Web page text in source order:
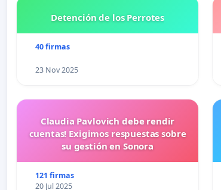
Detención de los Perrotes
40 firmas
23 Nov 2025
Claudia Pavlovich debe rendir
cuentas! Exigimos respuestas sobre
su gestión en Sonora
121 firmas
20 Jul 2025